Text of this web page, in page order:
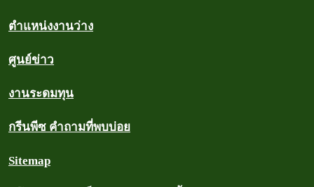
ตำแหน่งงานว่าง
ศูนย์ข่าว
งานระดมทุน
กรีนพีซ คำถามที่พบบ่อย
Sitemap